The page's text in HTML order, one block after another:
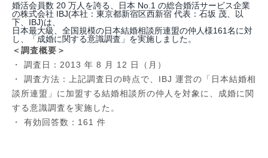
婚活会員数 20 万人を誇る、日本 No.1 の総合婚活サービス企業
の株式会社 IBJ(本社：東京都新宿区西新宿 代表：石坂 茂、以
下、IBJ)は、
日本最大級、全国規模の日本結婚相談所連盟の仲人様161名に対
し、「成婚に関する意識調査」を実施しました。
＜調査概要＞
・ 調査日：2013 年 8 月 12 日（月）
・ 調査方法：上記調査日の時点で、IBJ 運営の「日本結婚相
談所連盟」に加盟する結婚相談所の仲人を対象に、成婚に関
する意識調査を実施した。
・ 有効回答数：161 件